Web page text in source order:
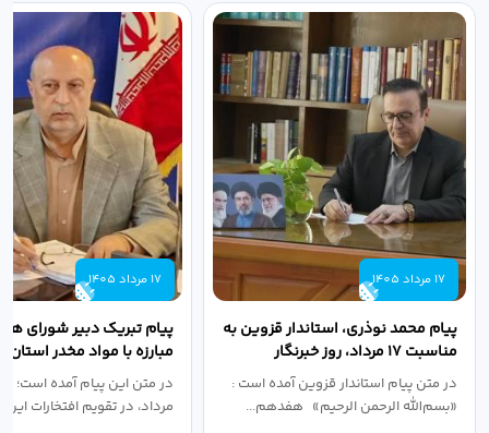
17 مرداد 1405
پیام محمد نوذری، استاندار قزوین به
مناسبت ۱۷ مرداد، روز خبرنگار
در متن پیام استاندار قزوین آمده است :
«بسم‌الله الرحمن الرحیم» هفدهم...
17 مرداد 1405
پیام تبریک دبیر شورای
مبارزه با مواد مخدر استان
مناسبت روز خبرنگار...
در متن این پیام آمده
مرداد، در تقویم افتخارات